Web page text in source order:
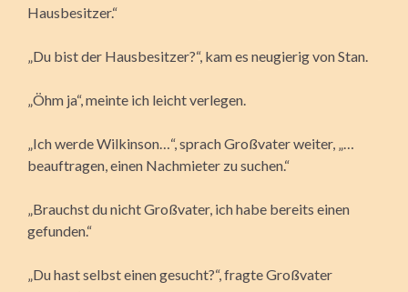
Hausbesitzer.“
„Du bist der Hausbesitzer?“, kam es neugierig von Stan.
„Öhm ja“, meinte ich leicht verlegen.
„Ich werde Wilkinson…“, sprach Großvater weiter, „…
beauftragen, einen Nachmieter zu suchen.“
„Brauchst du nicht Großvater, ich habe bereits einen
gefunden.“
„Du hast selbst einen gesucht?“, fragte Großvater